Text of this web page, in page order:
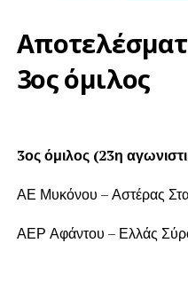
3ος όμιλος
3ος όμιλος (23η
ΑΕ Μυκόνου – Αστέρας
ΑΕΡ Αφάντου – Ελλάς